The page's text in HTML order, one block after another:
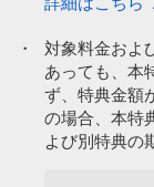
・
対象料金およ
あっても、本
ず、特典金額
の場合、本特
よび別特典の